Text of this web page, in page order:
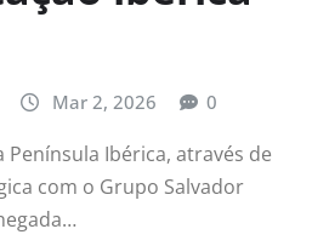
Mar 2, 2026 0
Península Ibérica, através de
com o Grupo Salvador